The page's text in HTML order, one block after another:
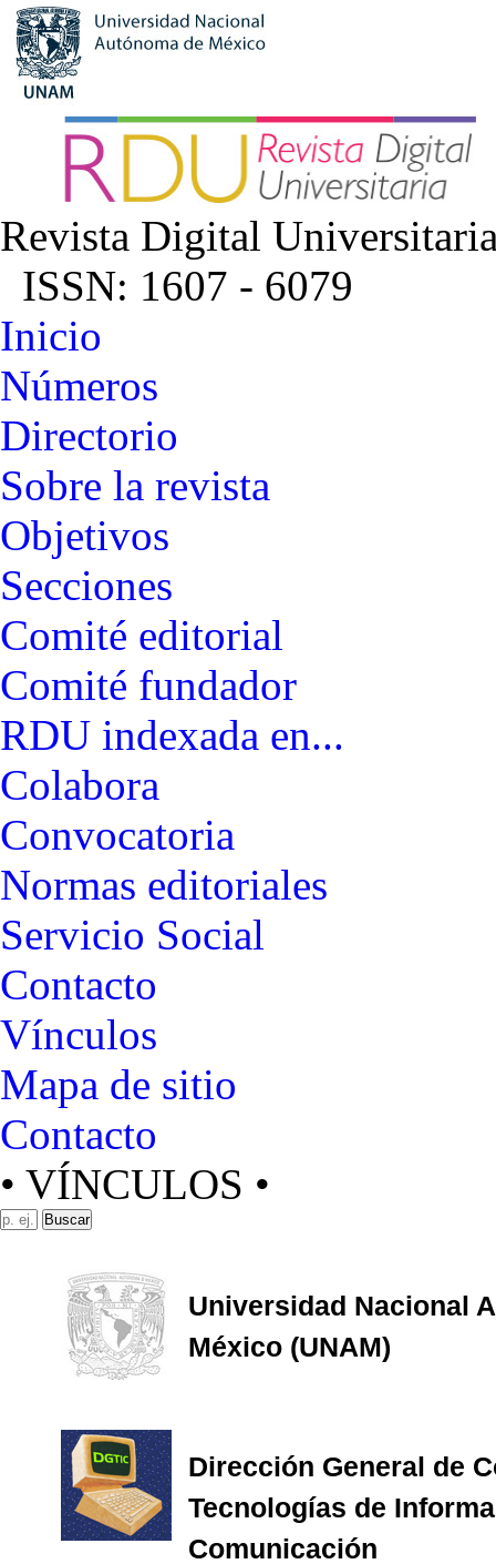
Revista Digital
ISSN: 1607 - 6079
Inicio
Números
Directorio
Sobre la revista
Objetivos
Secciones
Comité editorial
Comité fundador
RDU indexada en...
Colabora
Convocatoria
Normas editoriales
Servicio Social
Contacto
Vínculos
Mapa de sitio
Contacto
• VÍNCULOS •
Buscar
Universidad Nacional
México (UNAM)
Dirección General de
Tecnologías de
Comunicación